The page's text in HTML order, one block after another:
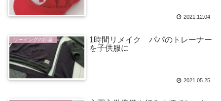
2021.12.04
ソーイングの部屋
1時間リメイク パパのトレーナー
を子供服に
2021.05.25